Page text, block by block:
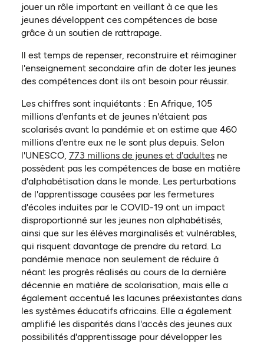
jouer un rôle important en veillant à ce que les
jeunes développent ces compétences de base
grâce à un soutien de rattrapage.
Il est temps de repenser, reconstruire et réimaginer
l'enseignement secondaire afin de doter les jeunes
des compétences dont ils ont besoin pour réussir.
Les chiffres sont inquiétants : En Afrique, 105
millions d'enfants et de jeunes n'étaient pas
scolarisés avant la pandémie et on estime que 460
millions d'entre eux ne le sont plus depuis. Selon
l'UNESCO, 773 millions de jeunes et d'adultes(ouvre
ne
possèdent pas les compétences de base en matière
d'alphabétisation dans le monde. Les perturbations
de l'apprentissage causées par les fermetures
d'écoles induites par le COVID-19 ont un impact
disproportionné sur les jeunes non alphabétisés,
ainsi que sur les élèves marginalisés et vulnérables,
qui risquent davantage de prendre du retard. La
pandémie menace non seulement de réduire à
néant les progrès réalisés au cours de la dernière
décennie en matière de scolarisation, mais elle a
également accentué les lacunes préexistantes dans
les systèmes éducatifs africains. Elle a également
amplifié les disparités dans l'accès des jeunes aux
possibilités d'apprentissage pour développer les